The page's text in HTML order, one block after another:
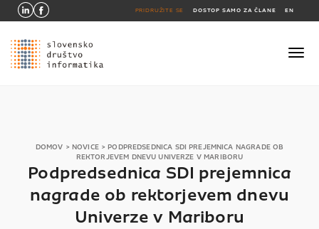
PRIDRUŽITE SE DOSTOP SAMO ZA ČLANE EN
DOMOV > NOVICE> PODPREDSEDNICA SDI PREJEMNICA NAGRADE OB
REKTORJEVEM DNEVU UNIVERZE V MARIBORU
Podpredsednica SDI prejemnica
nagrade ob rektorjevem dnevu
Univerze v Mariboru